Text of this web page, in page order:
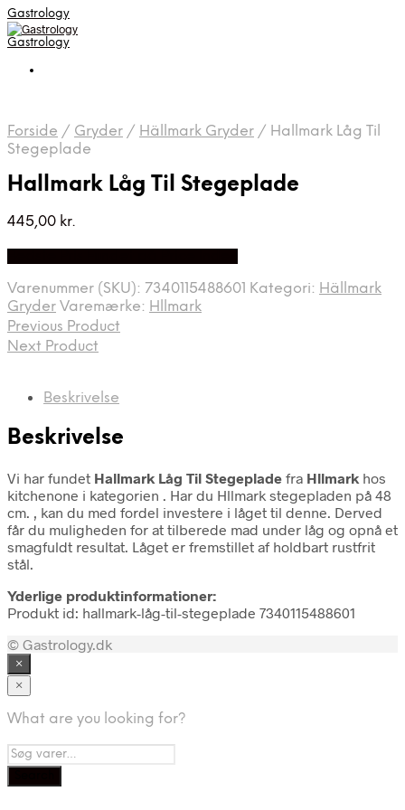
Gastrology
Gastrology
Forside / Gryder / Hällmark Gryder / Hallmark Låg Til
Stegeplade
Hallmark Låg Til Stegeplade
445,00 kr.
Varenummer (SKU): 7340115488601 Kategori: Hällmark
Gryder Varemærke: Hllmark
Previous Product
Next Product
Beskrivelse
Beskrivelse
Vi har fundet Hallmark Låg Til Stegeplade fra Hllmark hos
kitchenone i kategorien . Har du Hllmark stegepladen på 48
cm. , kan du med fordel investere i låget til denne. Derved
får du muligheden for at tilberede mad under låg og opnå et
smagfuldt resultat. Låget er fremstillet af holdbart rustfrit
stål.
Yderlige produktinformationer:
Produkt id: hallmark-låg-til-stegeplade 7340115488601
© Gastrology.dk
×
×
What are you looking for?